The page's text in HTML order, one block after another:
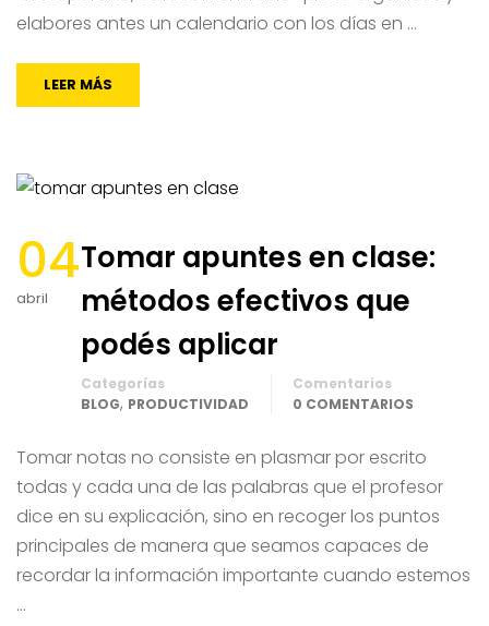
elabores antes un calendario con los días en …
LEER MÁS
04
abril
Tomar apuntes en clase:
métodos efectivos que
podés aplicar
Categorías
BLOG, PRODUCTIVIDAD
Comentarios
0 COMENTARIOS
Tomar notas no consiste en plasmar por escrito
todas y cada una de las palabras que el profesor
dice en su explicación, sino en recoger los puntos
principales de manera que seamos capaces de
recordar la información importante cuando estemos
…